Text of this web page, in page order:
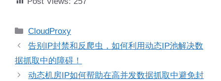
分
类
CloudProxy
告别IP封禁和反爬虫，如何利用动态IP池解决数
据抓取中的障碍！
动态机房IP如何帮助在高并发数据抓取中避免封